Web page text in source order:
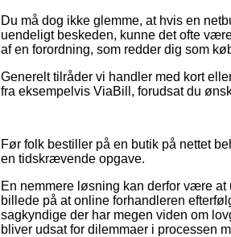
Du må dog ikke glemme, at hvis en
uendeligt beskeden, kunne det ofte
af en forordning, som redder dig som
Generelt tilråder vi handler med kort
fra eksempelvis ViaBill, forudsat du
Før folk bestiller på en butik på nettet
en tidskrævende opgave.
En nemmere løsning kan derfor være
billede på at online forhandleren
sagkyndige der har megen viden om
bliver udsat for dilemmaer i processen